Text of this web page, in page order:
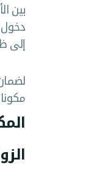
بين
دخول
إلى